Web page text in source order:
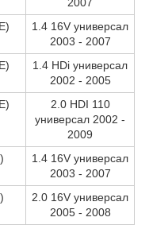
1.4 16V универсал
2003 - 2007
1.4 HDi универсал
2002 - 2005
2.0 HDI 110
универсал 2002 -
2009
1.4 16V универсал
2003 - 2007
2.0 16V универсал
2005 - 2008